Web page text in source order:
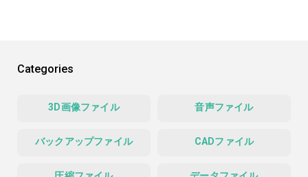
Categories
3D画像ファイル 音声ファイル
バックアップファイル CADファイル